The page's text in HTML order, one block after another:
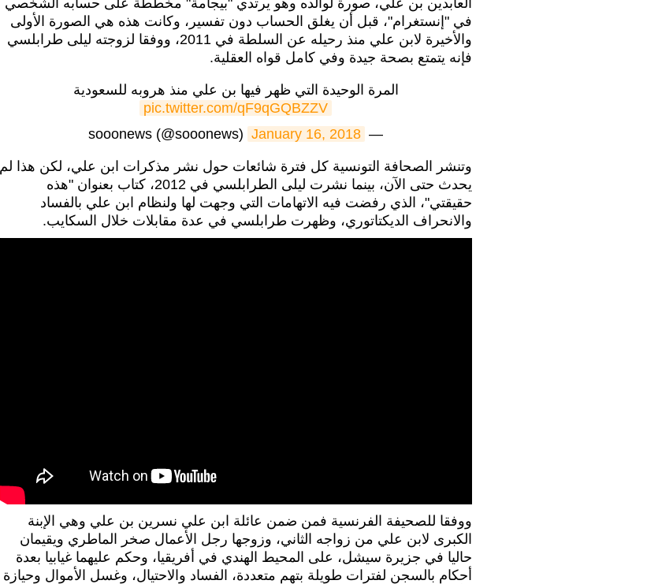
في "إنستغرام"، قبل أن يغلق الحساب دون تفسير، وكانت هذه هي الصورة الأولى
والأخيرة لابن علي منذ رحيله عن السلطة في 2011، ووفقا لزوجته ليلى طرابلسي
فإنه يتمتع بصحة جيدة وفي كامل قواه العقلية.
المرة الوحيدة التي ظهر فيها بن علي منذ هروبه للسعودية
pic.twitter.com/qF9qGQBZZV
— sooonews (@sooonews)
January 16, 2018
وتنشر الصحافة التونسية كل فترة شائعات حول نشر مذكرات ابن علي، لكن هذا لم
يحدث حتى الآن، بينما نشرت ليلى الطرابلسي في 2012، كتاب بعنوان "هذه
حقيقتي"، الذي رفضت فيه الاتهامات التي وجهت لها ولنظام ابن علي بالفساد
والانحراف الديكتاتوري، وظهرت طرابلسي في عدة مقابلات خلال السكايب.
ووفقا للصحيفة الفرنسية فمن ضمن عائلة ابن علي نسرين بن علي وهي الإبنة
الكبرى لابن علي من زواجه الثاني، وزوجها رجل الأعمال صخر الماطري ويقيمان
حاليا في جزيرة سيشل، على المحيط الهندي في أفريقيا، وحكم عليهما غيابيا بعدة
أحكام بالسجن لفترات طويلة بتهم متعددة، الفساد والاحتيال، وغسل الأموال وحيازة